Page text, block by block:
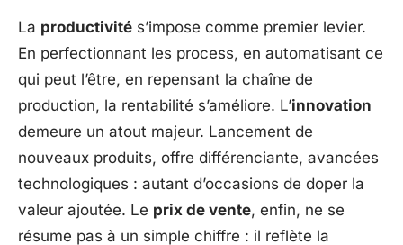
La productivité s’impose comme premier levier.
En perfectionnant les process, en automatisant ce
qui peut l’être, en repensant la chaîne de
production, la rentabilité s’améliore. L’innovation
demeure un atout majeur. Lancement de
nouveaux produits, offre différenciante, avancées
technologiques : autant d’occasions de doper la
valeur ajoutée. Le prix de vente, enfin, ne se
résume pas à un simple chiffre : il reflète la